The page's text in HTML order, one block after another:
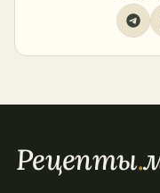
Рецепты.